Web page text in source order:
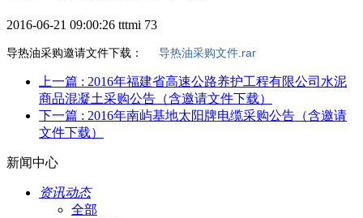
2016-06-21 09:00:26 tttmi 73
导热油采购邀请文件下载： 导热油采购文件.rar
上一篇 : 2016年福建省高速公路养护工程有限公司水泥
商品混凝土采购公告（含邀请文件下载）
下一篇 : 2016年南屿基地太阳牌电缆采购公告（含邀请
文件下载）
新闻中心
资讯动态
全部